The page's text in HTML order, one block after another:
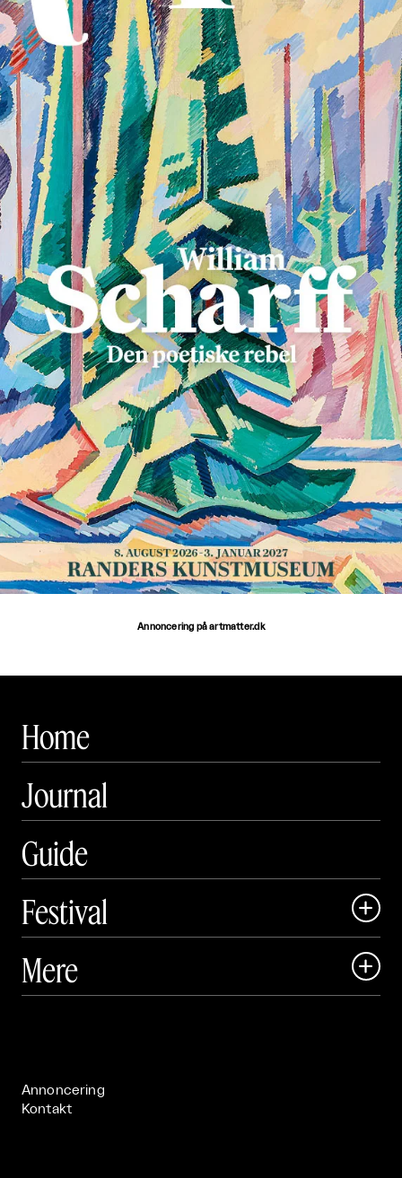
Annoncering på artmatter.dk
Home
Journal
Guide
Festival

 Art Matter Festival
Mere 
Annoncering
Kontakt